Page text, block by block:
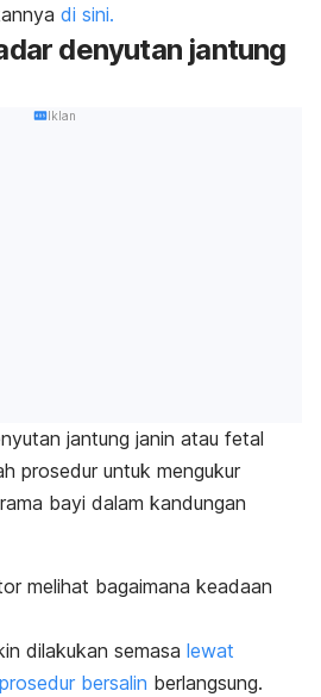
di sini.
denyutan jantung
Iklan
jantung janin atau fetal
prosedur untuk mengukur
bayi dalam kandungan
melihat bagaimana keadaan
dilakukan semasa lewat
prosedur bersalin berlangsung.